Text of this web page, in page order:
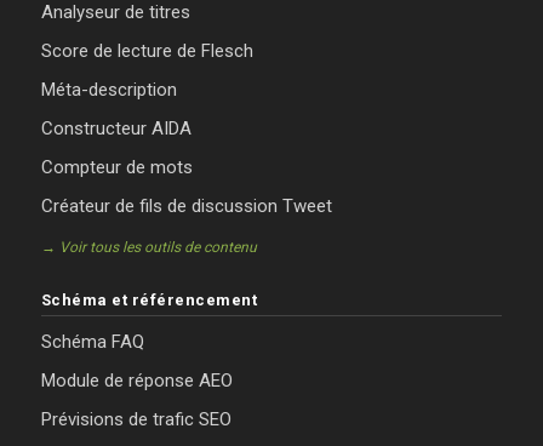
Analyseur de titres
Score de lecture de Flesch
Méta-description
Constructeur AIDA
Compteur de mots
Créateur de fils de discussion Tweet
→ Voir tous les outils de contenu
Schéma et référencement
Schéma FAQ
Module de réponse AEO
Prévisions de trafic SEO